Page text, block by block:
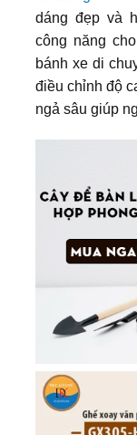
dáng đẹp và
công năng
bánh xe di
điều chỉnh độ
ngả sâu giúp